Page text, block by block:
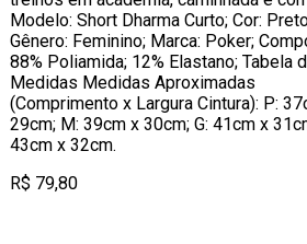
Modelo: Short Dharma Curto; Cor:
Gênero: Feminino; Marca: Poker;
88% Poliamida; 12% Elastano; Tabela
Medidas Medidas Aproximadas
(Comprimento x Largura Cintura): P:
29cm; M: 39cm x 30cm; G: 41cm x
43cm x 32cm.
R$ 79,80